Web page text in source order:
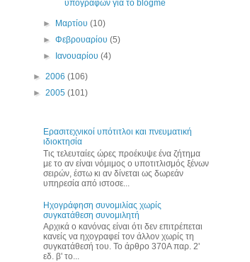
υπογραφών για το blogme
► Μαρτίου(10)
►Φεβρουαρίου(5)
►
Ιανουαρίου(4)
► 2006 (106)
► 2005 (101)
Eρασιτεχνικοί υπότιτλοι και πνευματική
ιδιοκτησία
Τις τελευταίες ώρες προέκυψε ένα ζήτημα
με το αν είναι νόμιμος ο υποτιτλισμός ξένων
σειρών, έστω κι αν δίνεται ως δωρεάν
υπηρεσία από ιστοσε...
Ηχογράφηση συνομιλίας χωρίς
συγκατάθεση συνομιλητή
Αρχικά ο κανόνας είναι ότι δεν επιτρέπεται
κανείς να ηχογραφεί τον άλλον χωρίς τη
συγκατάθεσή του. Το άρθρο 370Α παρ. 2'
εδ. β' το...